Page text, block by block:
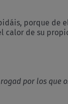
porque de
calor de su
por los que